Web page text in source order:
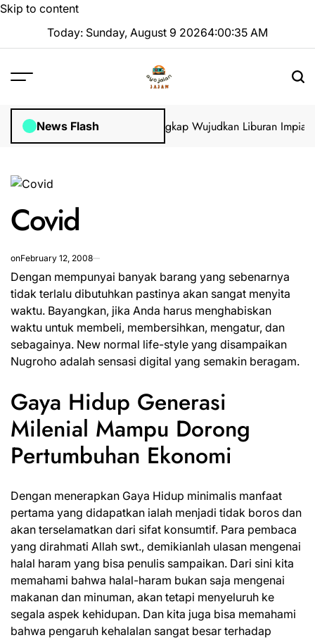
Skip to content
Today: Sunday, August 9 20264:00:35 AM
News Flash
Visa di GoVisa: Panduan Lengkap Wujudkan Liburan Impian
Covid
onFebruary 12, 2008
Dengan mempunyai banyak barang yang sebenarnya
tidak terlalu dibutuhkan pastinya akan sangat menyita
waktu. Bayangkan, jika Anda harus menghabiskan
waktu untuk membeli, membersihkan, mengatur, dan
sebagainya. New normal life-style yang disampaikan
Nugroho adalah sensasi digital yang semakin beragam.
Gaya Hidup Generasi
Milenial Mampu Dorong
Pertumbuhan Ekonomi
Dengan menerapkan Gaya Hidup minimalis manfaat
pertama yang didapatkan ialah menjadi tidak boros dan
akan terselamatkan dari sifat konsumtif. Para pembaca
yang dirahmati Allah swt., demikianlah ulasan mengenai
halal haram yang bisa penulis sampaikan. Dari sini kita
memahami bahwa halal-haram bukan saja mengenai
makanan dan minuman, akan tetapi menyeluruh ke
segala aspek kehidupan. Dan kita juga bisa memahami
bahwa pengaruh kehalalan sangat besar terhadap